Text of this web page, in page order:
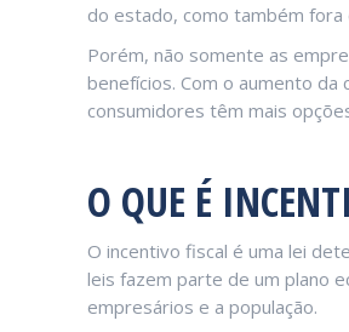
do estado, como também fora
Porém, não somente as
benefícios. Com o aumento
consumidores têm mais
O QUE É
O incentivo fiscal é uma lei
leis fazem parte de um plano
empresários e a população.